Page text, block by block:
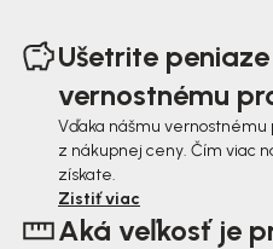
Ušetrite
vernostnému
Vďaka nášmu vernostnému
z nákupnej ceny. Čím viac
získate.
Zistiť viac
Aká veľkosť je